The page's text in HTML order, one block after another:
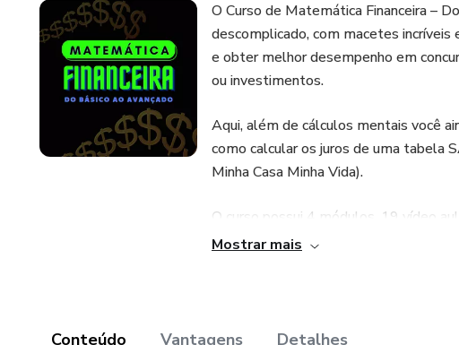
O Curso de Matemática Financeira –
descomplicado, com macetes incríveis
e obter melhor desempenho em
ou investimentos.
Aqui, além de cálculos mentais você
como calcular os juros de uma tabela
Minha Casa Minha Vida).
O curso possui 4 módulos, 19 vídeo
exercícios para treinar.
Mostrar mais
Conteúdo Vantagens Detalhes